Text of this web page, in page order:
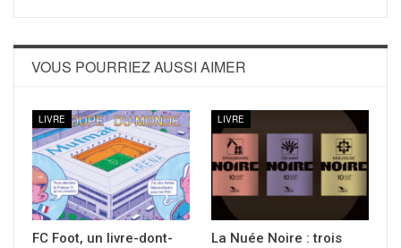
VOUS POURRIEZ AUSSI AIMER
LIVRE
FC Foot, un livre-dont-
LIVRE
La Nuée Noire : trois